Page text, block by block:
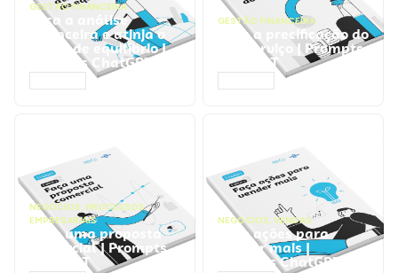
GESTÃO FINANCEIRA
Faça a análise
financeira e atinja o
ponto de equilíbrio |
Prompts ChatGPT
GESTÃO FINANCEIRA
Faça a precificação do
seu serviço | Prompts
ChatGPT
NEGÓCIOS, PROCESSOS
EMPRESARIAIS
Faça uma proposta
comercial | Prompts
ChatGPT
NEGÓCIOS, VENDAS
Faça ações para
vender mais |
Prompts ChatGPT